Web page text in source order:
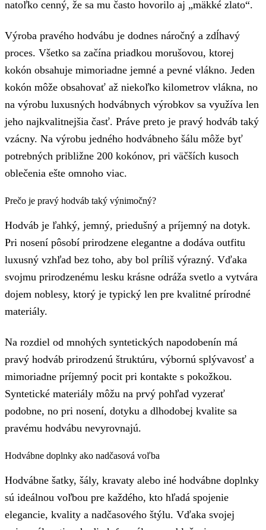
natoľko cenný, že sa mu často hovorilo aj „mäkké zlato“.
Výroba pravého hodvábu je dodnes náročný a zdĺhavý
proces. Všetko sa začína priadkou morušovou, ktorej
kokón obsahuje mimoriadne jemné a pevné vlákno. Jeden
kokón môže obsahovať až niekoľko kilometrov vlákna, no
na výrobu luxusných hodvábnych výrobkov sa využíva len
jeho najkvalitnejšia časť. Práve preto je pravý hodváb taký
vzácny. Na výrobu jedného hodvábneho šálu môže byť
potrebných približne 200 kokónov, pri väčších kusoch
oblečenia ešte omnoho viac.
Prečo je pravý hodváb taký výnimočný?
Hodváb je ľahký, jemný, priedušný a príjemný na dotyk.
Pri nosení pôsobí prirodzene elegantne a dodáva outfitu
luxusný vzhľad bez toho, aby bol príliš výrazný. Vďaka
svojmu prirodzenému lesku krásne odráža svetlo a vytvára
dojem noblesy, ktorý je typický len pre kvalitné prírodné
materiály.
Na rozdiel od mnohých syntetických napodobenín má
pravý hodváb prirodzenú štruktúru, výbornú splývavosť a
mimoriadne príjemný pocit pri kontakte s pokožkou.
Syntetické materiály môžu na prvý pohľad vyzerať
podobne, no pri nosení, dotyku a dlhodobej kvalite sa
pravému hodvábu nevyrovnajú.
Hodvábne doplnky ako nadčasová voľba
Hodvábne šatky, šály, kravaty alebo iné hodvábne doplnky
sú ideálnou voľbou pre každého, kto hľadá spojenie
elegancie, kvality a nadčasového štýlu. Vďaka svojej